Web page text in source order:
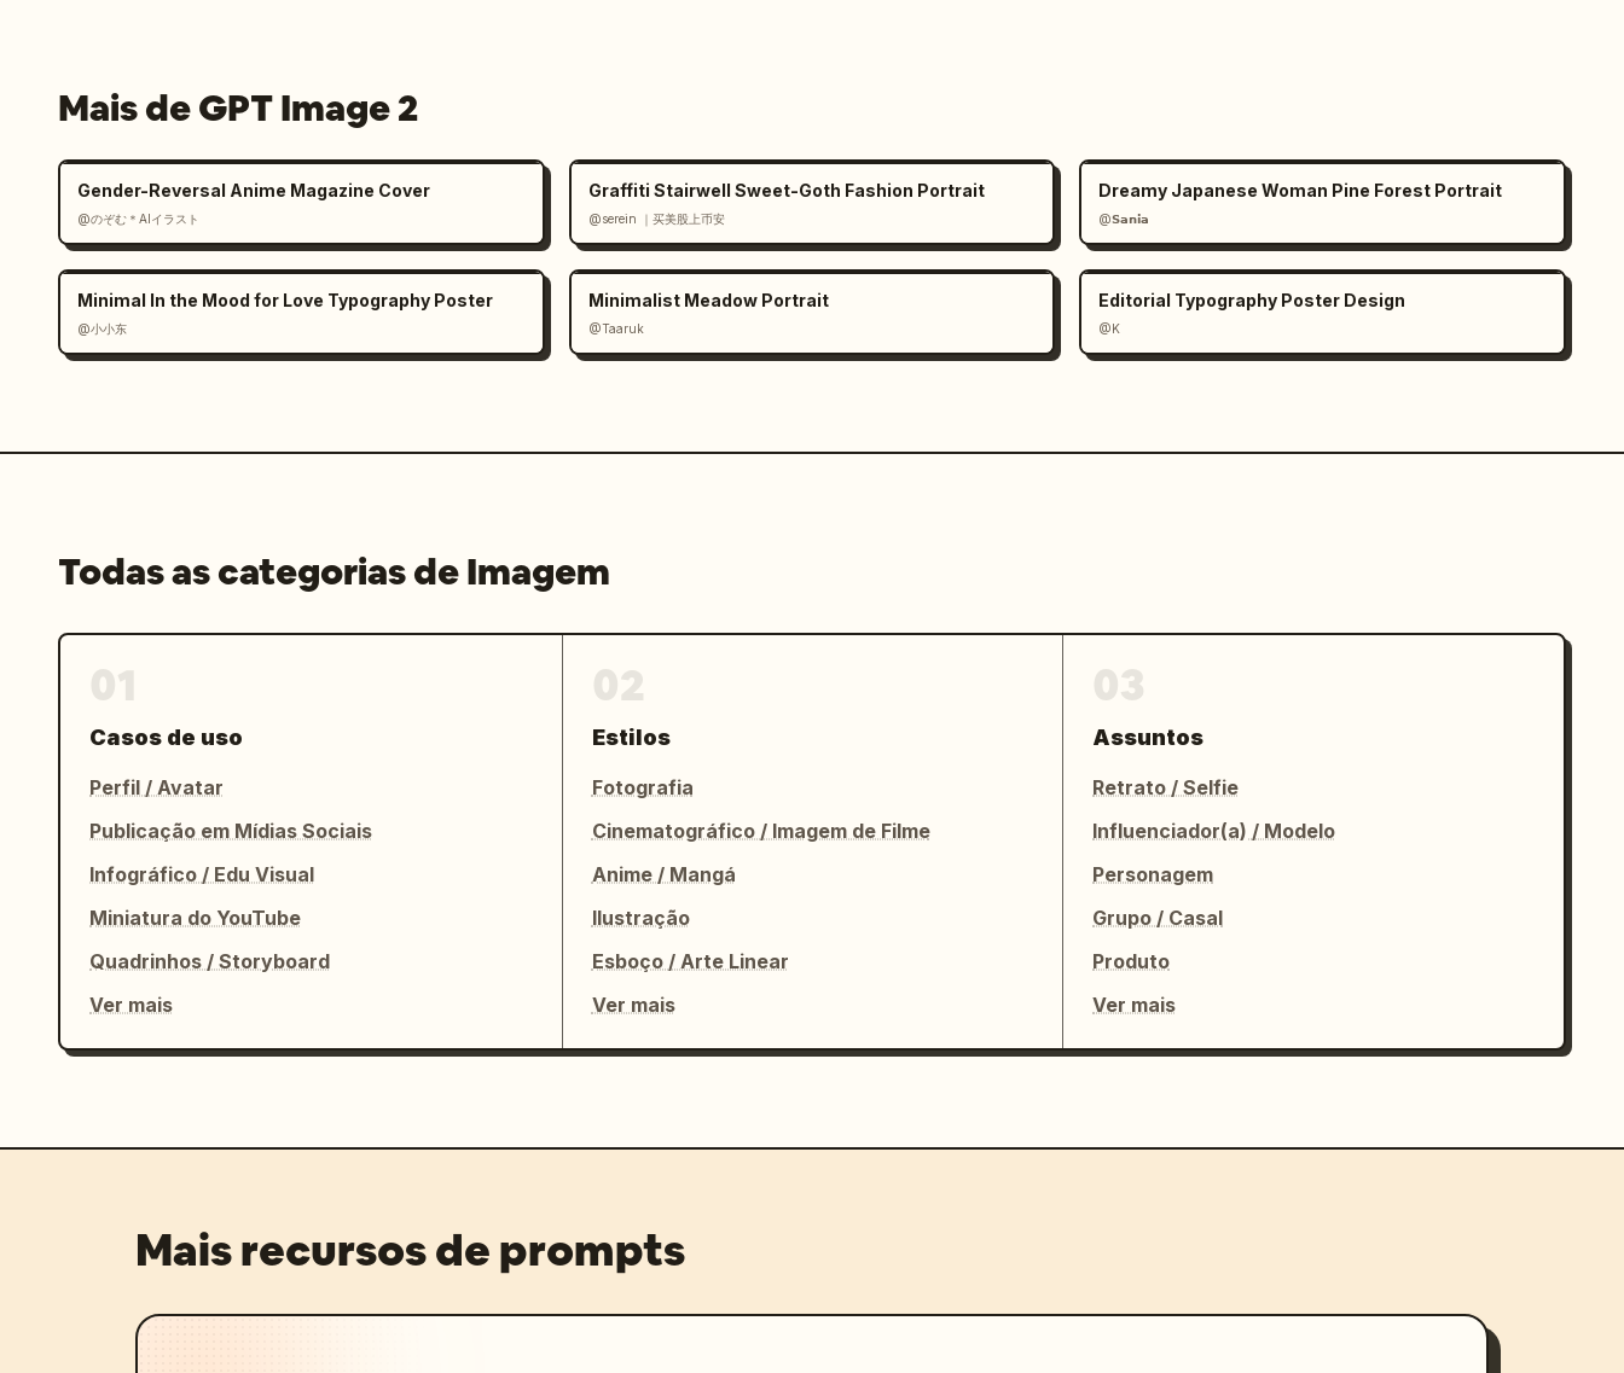
Mais de GPT Image 2
Gender-Reversal Anime Magazine Cover
@のぞむ＊AIイラスト
Graffiti Stairwell Sweet-Goth Fashion Portrait
@serein ｜买美股上币安
Dreamy Japanese Woman Pine Forest Portrait
@𝗦𝗮𝗻𝗶𝗮
Minimal In the Mood for Love Typography Poster
@小小东
Minimalist Meadow Portrait
@Taaruk
Editorial Typography Poster Design
@K
Todas as categorias de Imagem
Casos de uso
Perfil / Avatar
Publicação em Mídias Sociais
Infográfico / Edu Visual
Miniatura do YouTube
Quadrinhos / Storyboard
Ver mais
Estilos
Fotografia
Cinematográfico / Imagem de Filme
Anime / Mangá
Ilustração
Esboço / Arte Linear
Ver mais
Assuntos
Retrato / Selfie
Influenciador(a) / Modelo
Personagem
Grupo / Casal
Produto
Ver mais
Mais recursos de prompts